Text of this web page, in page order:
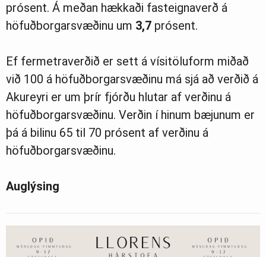
prósent. Á meðan hækkaði fasteignaverð á
höfuðborgarsvæðinu um 3,7 prósent.
Ef fermetraverðið er sett á vísitöluform miðað
við 100 á höfuðborgarsvæðinu má sjá að verðið á
Akureyri er um þrír fjórðu hlutar af verðinu á
höfuðborgarsvæðinu. Verðin í hinum bæjunum er
þá á bilinu 65 til 70 prósent af verðinu á
höfuðborgarsvæðinu.
Auglýsing